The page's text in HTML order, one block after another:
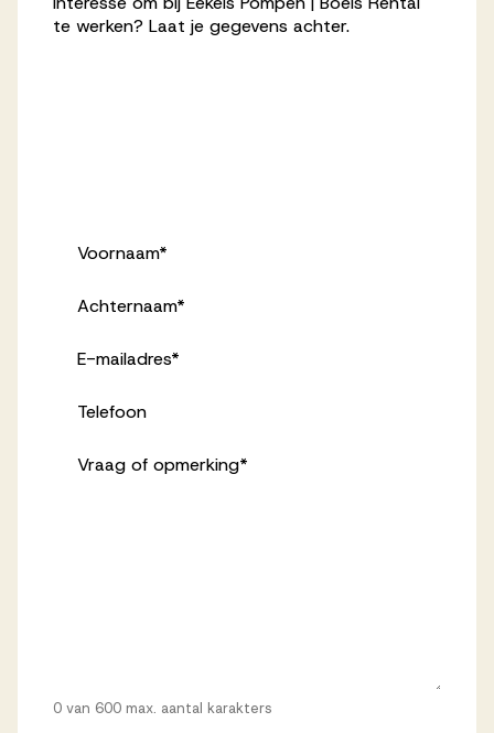
Voor kandidaten
te werken? Laat je gegevens achter.
Voornaam*
Achternaam*
E-mailadres*
Telefoon
Vraag of opmerking*
0 van 600 max. aantal karakters